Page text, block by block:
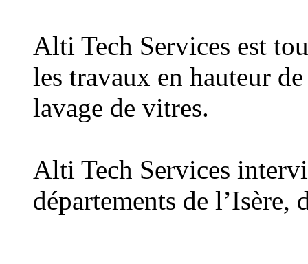
Alti Tech Services est
les travaux en hauteur
lavage de vitres.
Alti Tech Services
départements de